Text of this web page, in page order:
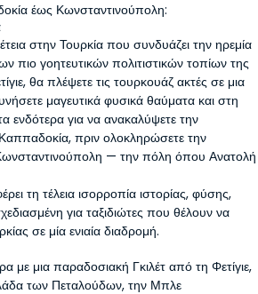
έως Κωνσταντινούπολη:
στην Τουρκία που συνδυάζει την ηρεμία
πιο γοητευτικών πολιτιστικών τοπίων της
θα πλέψετε τις τουρκουάζ ακτές σε μια
μαγευτικά φυσικά θαύματα και στη
ενδότερα για να ανακαλύψετε την
πριν ολοκληρώσετε την
— την πόλη όπου Ανατολή
τη τέλεια ισορροπία ιστορίας, φύσης,
για ταξιδιώτες που θέλουν να
σε μία ενιαία διαδρομή.
με μια παραδοσιακή Γκιλέτ από τη Φετίγιε,
των Πεταλούδων, την Μπλε